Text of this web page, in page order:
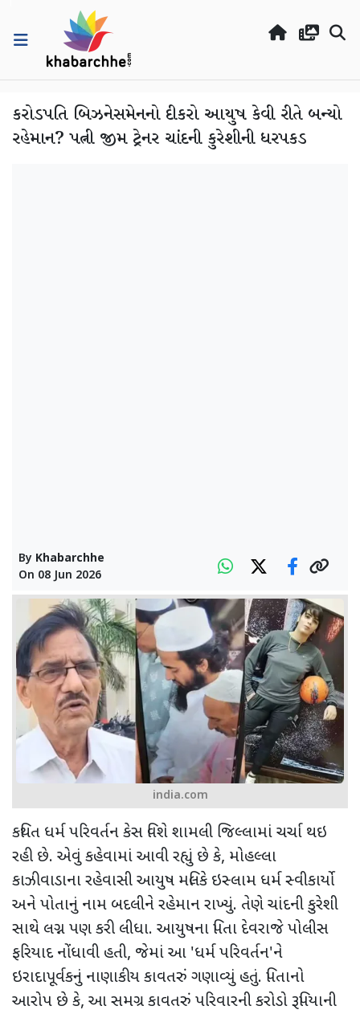
કરોડપતિ બિઝનેસમેનનો દીકરો આયુષ કેવી રીતે બન્યો
રહેમાન? પત્ની જીમ ટ્રેનર ચાંદની કુરેશીની ધરપકડ
By Khabarchhe
On 08 Jun 2026
india.com
કથિત ધર્મ પરિવર્તન કેસ વિશે શામલી જિલ્લામાં ચર્ચા થઇ
રહી છે. એવું કહેવામાં આવી રહ્યું છે કે, મોહલ્લા
કાઝીવાડાના રહેવાસી આયુષ મલિકે ઇસ્લામ ધર્મ સ્વીકાર્યો
અને પોતાનું નામ બદલીને રહેમાન રાખ્યું. તેણે ચાંદની કુરેશી
સાથે લગ્ન પણ કરી લીધા. આયુષના પિતા દેવરાજે પોલીસ
ફરિયાદ નોંધાવી હતી, જેમાં આ 'ધર્મ પરિવર્તન'ને
ઇરાદાપૂર્વકનું નાણાકીય કાવતરું ગણાવ્યું હતું. પિતાનો
આરોપ છે કે, આ સમગ્ર કાવતરું પરિવારની કરોડો રૂપિયાની